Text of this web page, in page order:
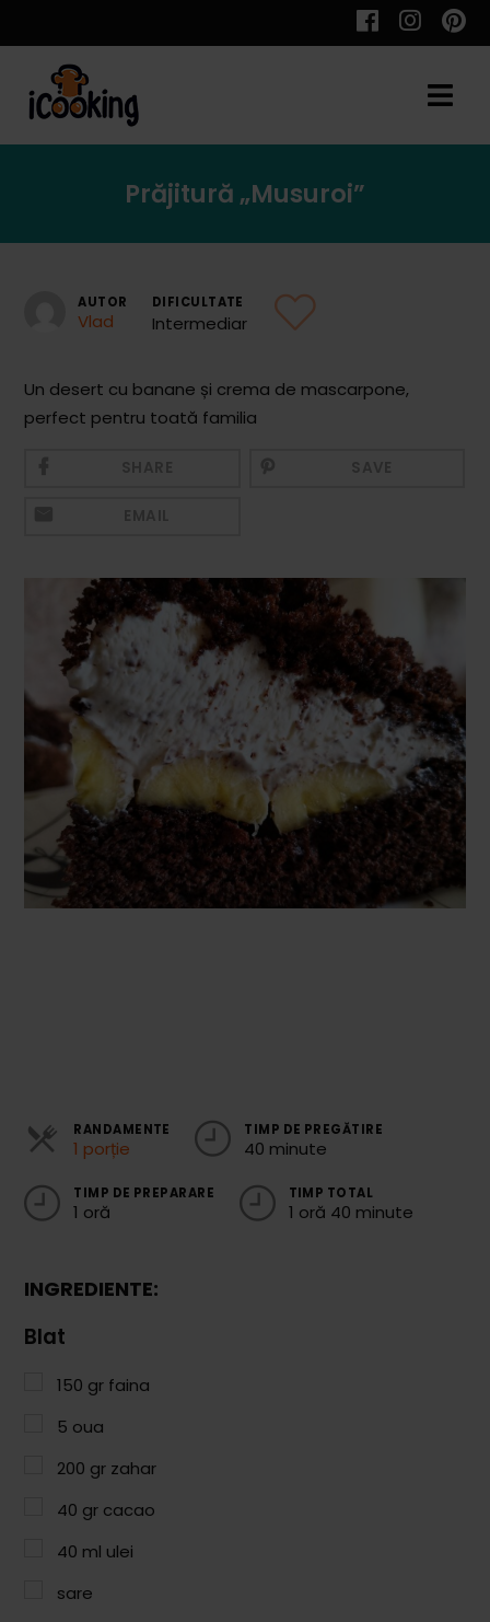
Toate Reţetele
Aperitive
Aperitive Calde
Băuturi
Băuturi calde
Băuturi reci
Cocktail-uri
Smoothies
Ceva Dulce
Biscuiți, Bomboane și
Fursecuri
Brioșe și Checuri
Prăjituri
Conserve
Sirop / Compot
Sosuri și Condimente
Garnituri
Pâine
Paste & Risotto
Patiserie
Aluaturi Dulci
Aluaturi Sărate
Prăjitură „Musuroi”
AUTOR
Vlad
DIFICULTATE
Intermediar
Un desert cu banane și crema de mascarpone,
perfect pentru toată familia
RANDAMENTE
1 porție
TIMP DE PREGĂTIRE
40 minute
TIMP DE PREPARARE
1 oră
TIMP TOTAL
1 oră 40 minute
INGREDIENTE:
Blat
150 gr faina
5 oua
200 gr zahar
40 gr cacao
40 ml ulei
sare